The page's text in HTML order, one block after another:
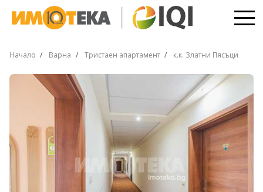
Начало Варна Тристаен апартамент к.к. Златни Пясъци